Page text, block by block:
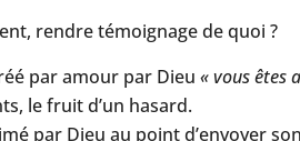
rendre témoignage de quoi ?
par amour par Dieu« vous êtes
le fruit d’un hasard.
par Dieu au point d’envoyer